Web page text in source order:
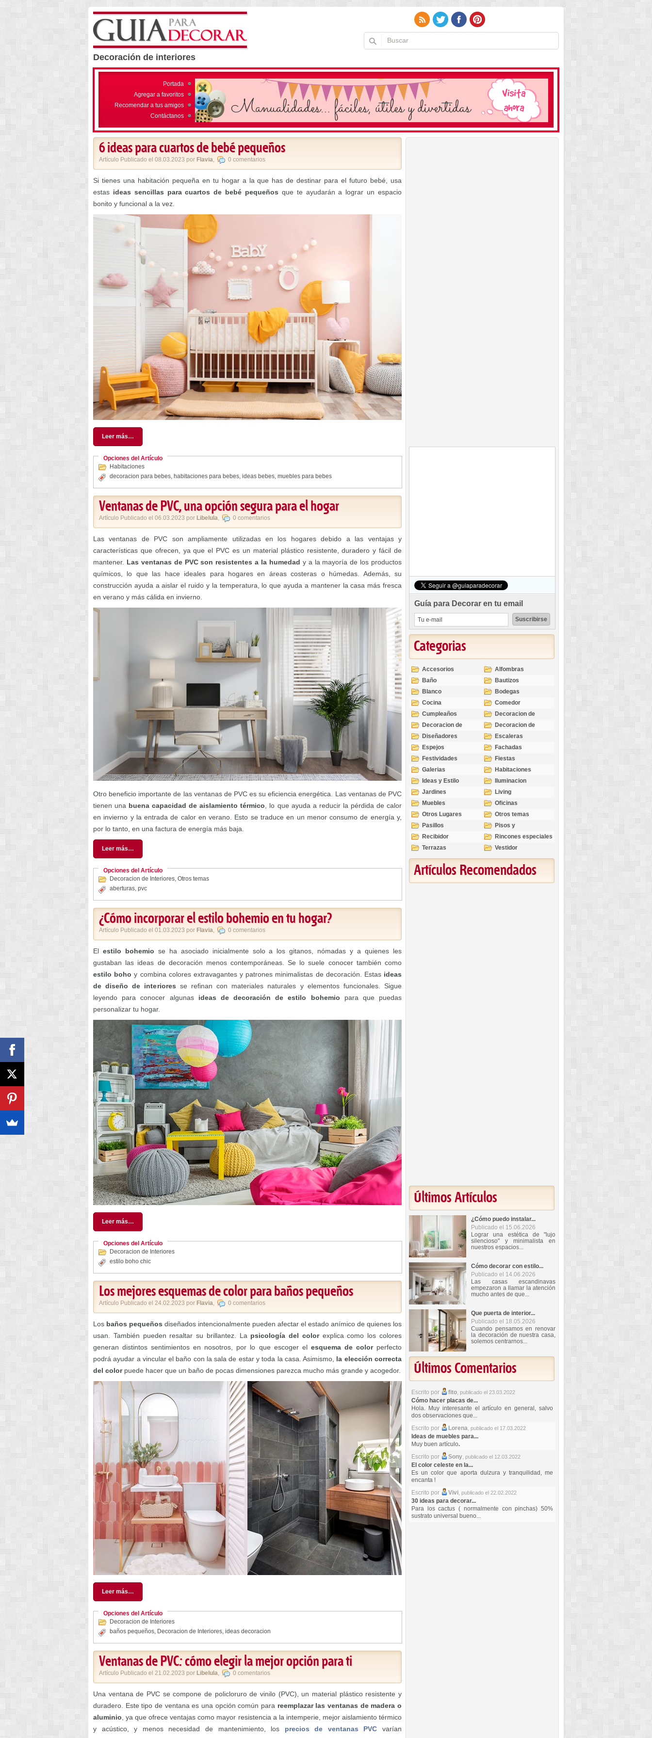
Decoración de interiores
Portada
Agregar a favoritos
Recomendar a tus amigos
Contáctanos
6 ideas para cuartos de bebé pequeños
Artículo Publicado el 08.03.2023 por Flavia, 0 comentarios
Si tienes una habitación pequeña en tu hogar a la que has de destinar para el futuro bebé, usa
estas ideas sencillas para cuartos de bebé pequeños que te ayudarán a lograr un espacio
bonito y funcional a la vez.
Leer más…
Opciones del Artículo
Habitaciones
decoracion para bebes habitaciones para bebes ideas bebes muebles para bebes
Ventanas de PVC, una opción segura para el hogar
Artículo Publicado el 06.03.2023 por Libelula 0 comentarios
Las ventanas de PVC son ampliamente utilizadas en los hogares debido a las ventajas y
características que ofrecen, ya que el PVC es un material plástico resistente, duradero y fácil de
mantener. Las ventanas de PVC son resistentes a la humedad y a la mayoría de los productos
químicos, lo que las hace ideales para hogares en áreas costeras o húmedas. Además, su
construcción ayuda a aislar el ruido y la temperatura, lo que ayuda a mantener la casa más fresca
en verano y más cálida en invierno.
Otro beneficio importante de las ventanas de PVC es su eficiencia energética. Las ventanas de PVC
tienen una buena capacidad de aislamiento térmico, lo que ayuda a reducir la pérdida de calor
en invierno y la entrada de calor en verano. Esto se traduce en un menor consumo de energía y,
por lo tanto, en una factura de energía más baja.
Leer más…
Opciones del Artículo
Decoracion de Interiores, Otros temas
aberturas, pvc
¿Cómo incorporar el estilo bohemio en tu hogar?
Artículo Publicado el 01.03.2023 por Flavia, 0 comentarios
El estilo bohemio se ha asociado inicialmente solo a los gitanos, nómadas y a quienes les
gustaban las ideas de decoración menos contemporáneas. Se lo suele conocer también como
estilo boho y combina colores extravagantes y patrones minimalistas de decoración. Estas ideas
de diseño de interiores se refinan con materiales naturales y elementos funcionales. Sigue
leyendo para conocer algunas ideas de decoración de estilo bohemio para que puedas
personalizar tu hogar.
Leer más…
Opciones del Artículo
Decoracion de Interiores
estilo boho chic
Los mejores esquemas de color para baños pequeños
Artículo Publicado el 24.02.2023 por Flavia, 0 comentarios
Los baños pequeños diseñados intencionalmente pueden afectar el estado anímico de quienes los
usan. También pueden resaltar su brillantez. La psicología del colorexplica como los colores
generan distintos sentimientos en nosotros, por lo que escoger el esquema de colorperfecto
podrá ayudar a vincular el baño con la sala de estar y toda la casa. Asimismo, la elección correcta
del colorpuede hacer que un baño de pocas dimensiones parezca mucho más grande y acogedor.
Leer más…
Opciones del Artículo
Decoracion de Interiores
baños pequeños, Decoracion de Interiores, ideas decoracion
Ventanas de PVC: cómo elegir la mejor opción para ti
Artículo Publicado el 21.02.2023 por Libelula, 0 comentarios
Una ventana de PVC se compone de policloruro de vinilo (PVC), un material plástico resistente y
duradero. Este tipo de ventana es una opción común para reemplazar las ventanas de madera o
aluminio, ya que ofrece ventajas como mayor resistencia a la intemperie, mejor aislamiento térmico
y acústico, y menos necesidad de mantenimiento, los precios de ventanas PVC varían
Guía para Decorar en tu email
Categorias
Accesorios
Alfombras
Baño
Bautizos
Blanco
Bodegas
Cocina
Comedor
Cumpleaños
Decoracion de
Exteriores
Decoracion de
Interiores
Decoracion de
Ocasiones
Diseñadores
Escaleras
Espejos
Fachadas
Festividades
Fiestas
Galerias
Habitaciones
Ideas y Estilo
Iluminacion
Jardines
Living
Muebles
Oficinas
Otros Lugares
Otros temas
Pasillos
Pisos y
revestimientos
Recibidor
Rincones especiales
Terrazas
Vestidor
Artículos Recomendados
Últimos Artículos
¿Cómo puedo instalar...
Publicado el 15.06.2026
Lograr una estética de "lujo
silencioso" y minimalista en
nuestros espacios...
Cómo decorar con estilo...
Publicado el 14.06.2026
Las casas escandinavas
empezaron a llamar la atención
mucho antes de que...
Que puerta de interior...
Publicado el 18.05.2026
Cuando pensamos en renovar
la decoración de nuestra casa,
solemos centrarnos...
Últimos Comentarios
Escrito por fito, publicado el 23.03.2022
Cómo hacer placas de...
Hola. Muy interesante el artículo en general, salvo
dos observaciones que...
Escrito por
Lorena, publicado el 17.03.2022
Ideas de muebles para...
Muy buen artículo.
Escrito por
Sony, publicado el 12.03.2022
El color celeste en la...
Es un color que aporta dulzura y tranquilidad, me
encanta !
Escrito por
Vivi, publicado el 22.02.2022
30 ideas para decorar...
Para los cactus ( normalmente con pinchas) 50%
sustrato universal bueno...